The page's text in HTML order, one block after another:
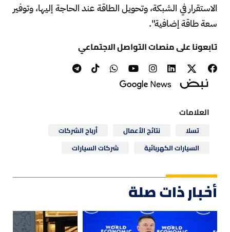
الاستقرار في الشبكة، وتحويل الطاقة عند الحاجة إليها، وتوفير
سعة طاقة إضافية".
تابعونا على منصات التواصل الاجتماعي
العلامات
تسلا نتائج الأعمال
أرباح الشركات
السيارات الكهربائية
شركات السيارات
أخبار ذات صلة